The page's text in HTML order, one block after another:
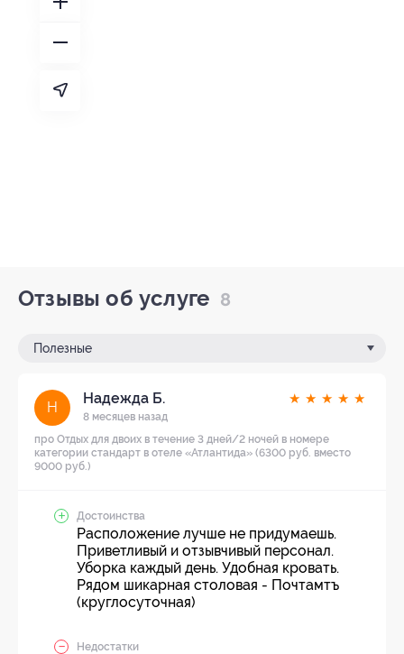
Отзывы об услуге 8
Полезные
Н
Надежда Б.
8 месяцев назад
★ ★ ★ ★ ★
про Отдых для двоих в течение 3 дней/2 ночей в номере
категории стандарт в отеле «Атлантида» (6300 руб. вместо
9000 руб.)
Достоинства
Расположение лучше не придумаешь.
Приветливый и отзывчивый персонал.
Уборка каждый день. Удобная кровать.
Рядом шикарная столовая - Почтамтъ
(круглосуточная)
Недостатки